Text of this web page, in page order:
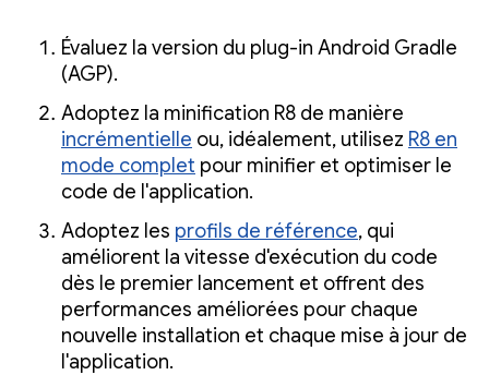
Évaluez la version du plug-in Android Gradle
(AGP).
Adoptez la minification R8 de manière
incrémentielle ou, idéalement, utilisez R8 en
mode complet pour minifier et optimiser le
code de l'application.
Adoptez les profils de référence, qui
améliorent la vitesse d'exécution du code
dès le premier lancement et offrent des
performances améliorées pour chaque
nouvelle installation et chaque mise à jour de
l'application.